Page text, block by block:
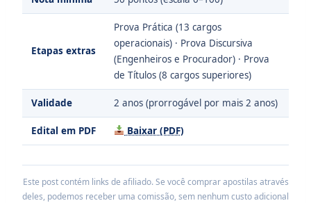
Etapas extras
Prova Prática (13 cargos
operacionais) · Prova Discursiva
(Engenheiros e Procurador) · Prova
de Títulos (8 cargos superiores)
Validade 2 anos (prorrogável por mais 2 anos)
Edital em PDF Baixar (PDF)
Este post contém links de afiliado. Se você comprar apostilas através
deles, podemos receber uma comissão, sem nenhum custo adicional